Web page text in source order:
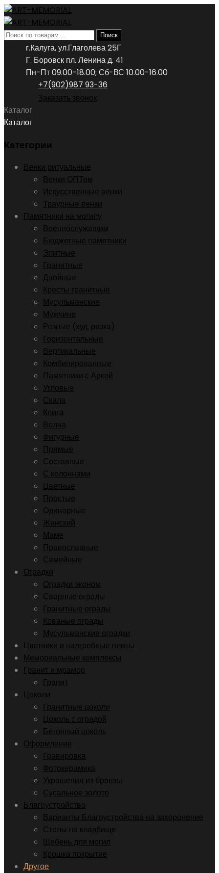
Искать: Поиск
г.Калуга, ул.Глаголева 25Г
Г. Боровск пл. Ленина д. 41
Пн-Пт 09.00-18.00; Сб-ВС 10.00-16.00
+7(902)987 93-36
Заказать звонок
Каталог
Каталог
Категории
Венки ритуальные
Венки ОПТом
Искусственные венки
Траурные венки
Памятники на могилу
Военнослужащим
Бюджетные памятники
Элитные
Гранитные
Двойные
Кресты гранитные
Мусульманские
Мужчине
Резные (худ. резка)
Горизонтальные
Вертикальные
Комбинированные
Памятники с Аркой
Угловые
Скала
Книга
Волна
Фигурные
Прямые
Составные
С колоннами
Цветные
Простые
Одинарные
Женский
Маме
Православные
Семейные
Оградки
Оградки эконом
Сварные ограды
Гранитные ограды
Кованые ограды
Мусульманские оградки
Цветники и надгробные плиты
Мемориальные комплексы
Гранит и мрамор
Гранит
Цоколи
Гранитные цоколи
Цоколь с оградой
Бетонный цоколь
Оформление
Гравировка
Фотокерамика
Украшения из бронзы
Сусальное золото
Благоустройство
Варианты Благоустройства на захоронение
Столы на кладбище
Щебень для могил
Крошка покрытие
Другое